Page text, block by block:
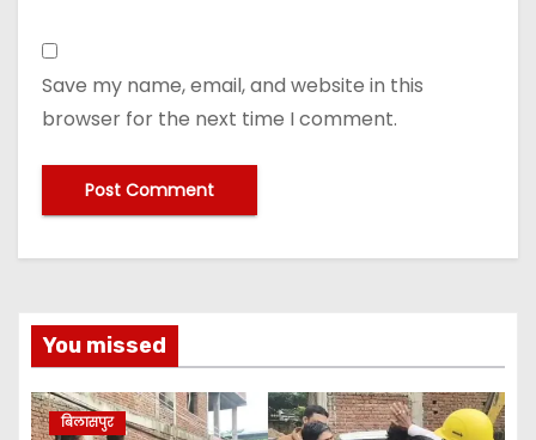
Save my name, email, and website in this
browser for the next time I comment.
You missed
बिलासपुर